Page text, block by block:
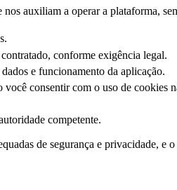
auxiliam a operar a plataforma,
conforme exigência legal.
e funcionamento da aplicação.
você consentir com o uso de cookies
competente.
de segurança e privacidade, e